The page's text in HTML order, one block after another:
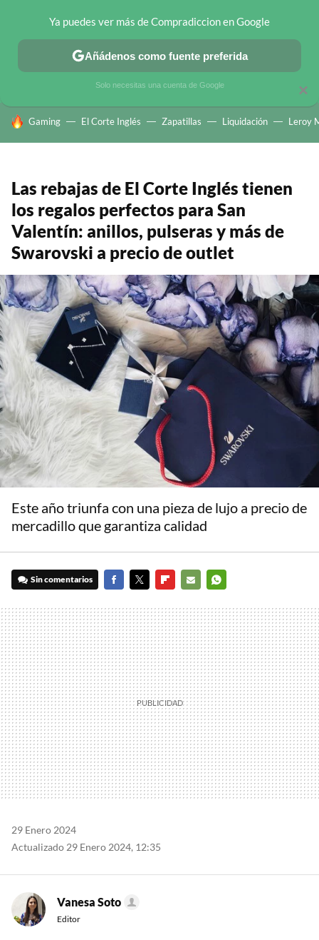
CHOLLOS TELEGRAM OFERTAS EN MÓVILES OFERTAS EN
HOY SE HABLA DE
Gaming El Corte Inglés Zapatillas Liquidación Leroy
Las rebajas de El Corte Inglés tienen
los regalos perfectos para San
Valentín: anillos, pulseras y más de
Swarovski a precio de outlet
Este año triunfa con una pieza de lujo a precio de
mercadillo que garantiza calidad
Sin comentarios
MAIL
29 Enero 2024
Actualizado 29 Enero 2024, 12:35
Vanesa Soto
Editor
×
Ya puedes ver más de Compradiccion en Google
Añádenos como fuente preferida
Solo necesitas una cuenta de Google